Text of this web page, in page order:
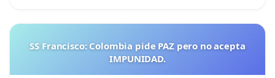
SS Francisco: Colombia pide PAZ pero no acepta
IMPUNIDAD.